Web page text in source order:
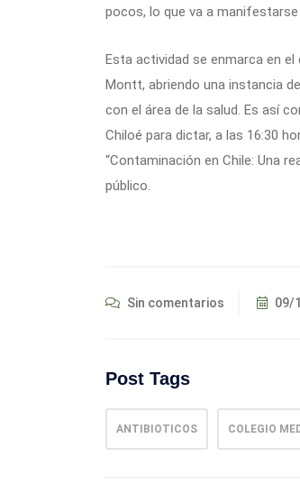
pocos, lo que va a
Esta actividad se enmarca en
Montt, abriendo una instancia
con el área de la salud. Es así
Chiloé para dictar, a las 16:30
“Contaminación en Chile: Una
público.
Sin comentarios 09/
Post Tags
ANTIBIOTICOS COLEGIO